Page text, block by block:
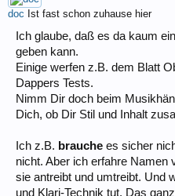
doc Ist fast schon zuhause hier
Ich glaube, daß es da kaum
geben kann.
Einige werfen z.B. dem Blatt
Dappers Tests.
Nimm Dir doch beim
Dich, ob Dir Stil und Inhalt
Ich z.B. brauche es sicher
nicht. Aber ich erfahre Namen
sie antreibt und umtreibt. Und
und Klari-Technik tut. Das